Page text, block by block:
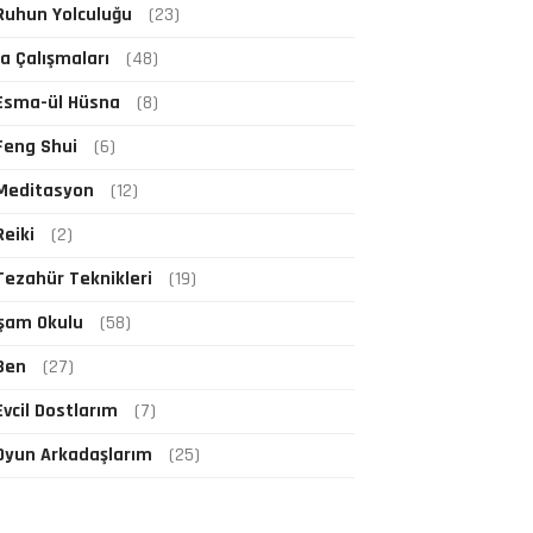
Yolculuğu
(23)
Çalışmaları
(48)
ül Hüsna
(8)
Shui
(6)
(12)
(2)
Teknikleri
(19)
Okulu
(58)
(27)
Dostlarım
(7)
Arkadaşlarım
(25)